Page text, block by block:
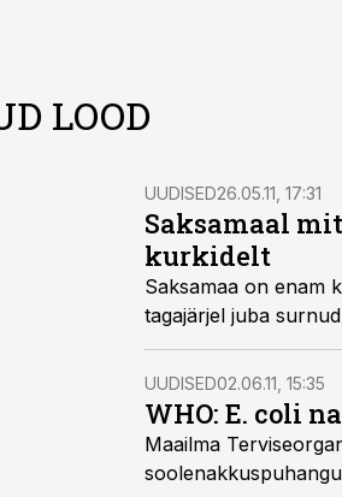
LOOD
UUDISED26.05.11, 17:31
Saksamaal
kurkidelt
Saksamaa on enam kui 600 inimest
UUDISED02.06.11, 15:35
WHO: E. coli
Maailma Terviseorganisatsiooni (WHO)